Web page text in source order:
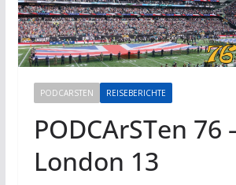
PODCARSTEN REISEBERICHTE
PODCArSTen 76
London 13